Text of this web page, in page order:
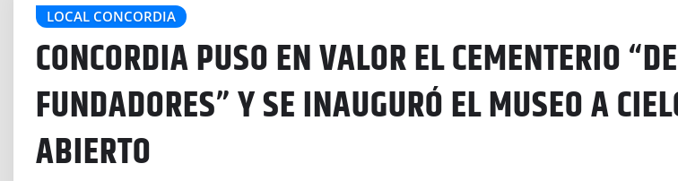
LOCAL CONCORDIA
CONCORDIA PUSO EN VALOR EL CEMENTERIO
FUNDADORES” Y SE INAUGURÓ EL MUSEO A
ABIERTO